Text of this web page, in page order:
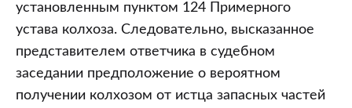
установленным пунктом 124 Примерного
устава колхоза. Следовательно, высказанное
представителем ответчика в судебном
заседании предположение о вероятном
получении колхозом от истца запасных частей